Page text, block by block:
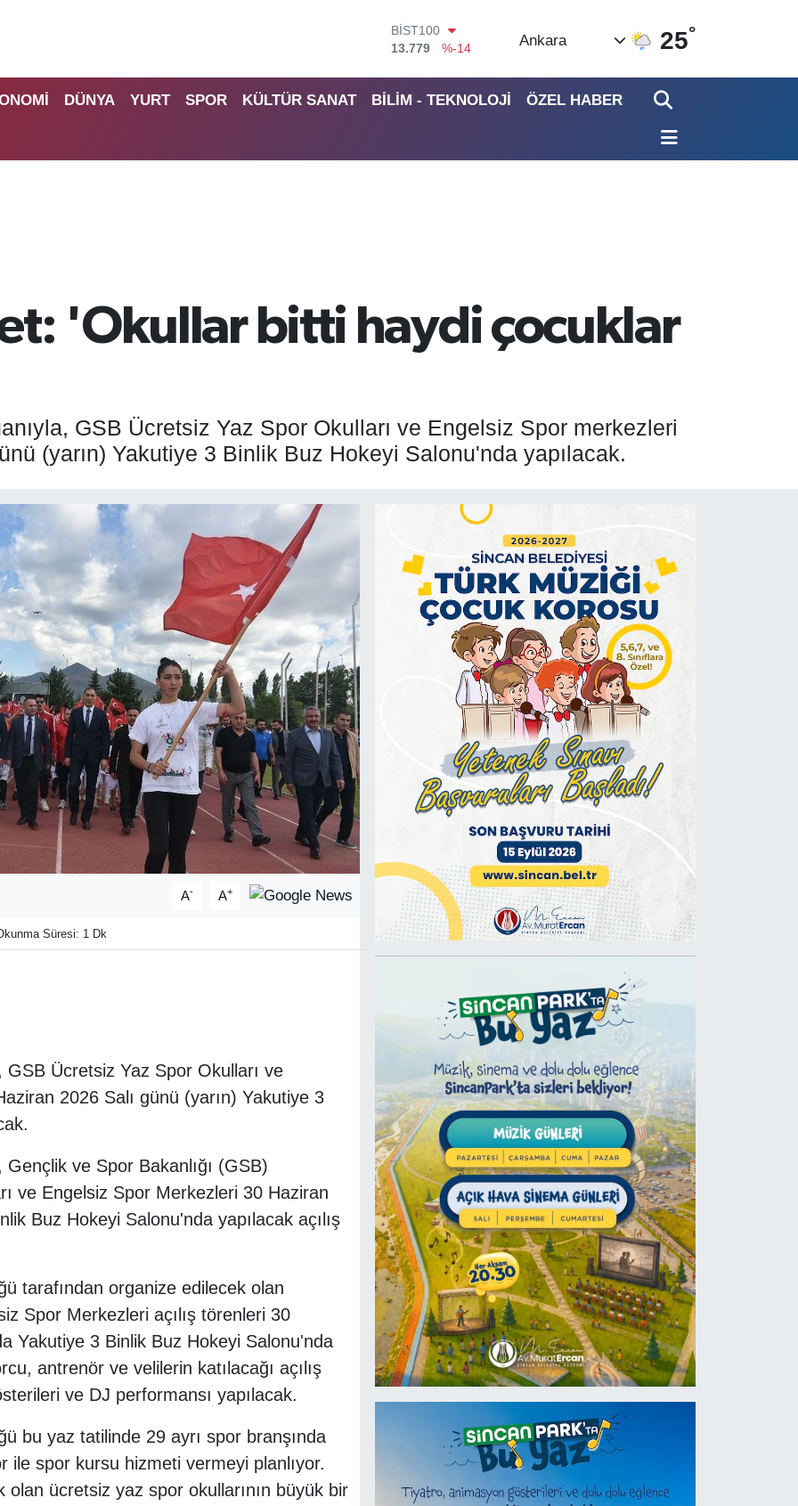
BITCOIN
64.815,30
%-0.1
EURO
Ankara 25°
DÜNYA YURT SPOR KÜLTÜR SANAT BİLİM - TEKNOLOJİ ÖZEL HABER
'Okullar bitti haydi çocuklar
GSB Ücretsiz Yaz Spor Okulları ve Engelsiz Spor merkezleri
(yarın) Yakutiye 3 Binlik Buz Hokeyi Salonu'nda yapılacak.
A- A+
Süresi: 1 Dk
Ücretsiz Yaz Spor Okulları ve
2026 Salı günü (yarın) Yakutiye 3
ve Spor Bakanlığı (GSB)
ve Engelsiz Spor Merkezleri 30 Haziran
Buz Hokeyi Salonu'nda yapılacak açılış
tarafından organize edilecek olan
Spor Merkezleri açılış törenleri 30
Yakutiye 3 Binlik Buz Hokeyi Salonu'nda
antrenör ve velilerin katılacağı açılış
ve DJ performansı yapılacak.
bu yaz tatilinde 29 ayrı spor branşında
spor kursu hizmeti vermeyi planlıyor.
olan ücretsiz yaz spor okullarının büyük bir